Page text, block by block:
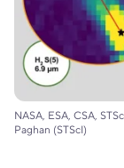
NASA, ESA, CSA,
Paghan (STScI)